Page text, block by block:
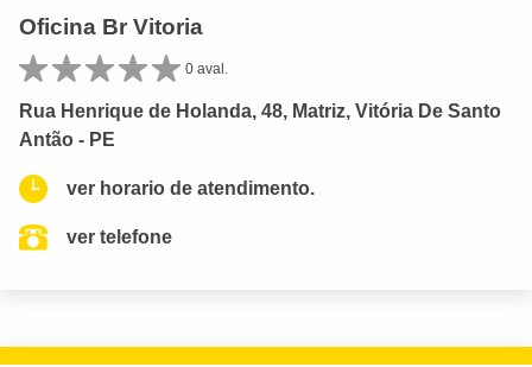
Oficina Br Vitoria
0 aval.
Rua Henrique de Holanda, 48, Matriz, Vitória De Santo
Antão - PE
ver horario de atendimento.
ver telefone